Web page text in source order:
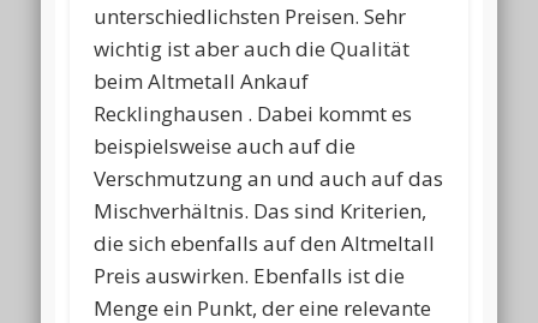
unterschiedlichsten Preisen. Sehr
wichtig ist aber auch die Qualität
beim Altmetall Ankauf
Recklinghausen . Dabei kommt es
beispielsweise auch auf die
Verschmutzung an und auch auf das
Mischverhältnis. Das sind Kriterien,
die sich ebenfalls auf den Altmeltall
Preis auswirken. Ebenfalls ist die
Menge ein Punkt, der eine relevante